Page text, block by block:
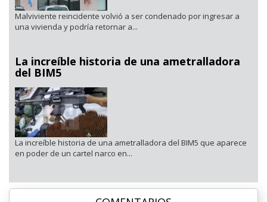
Malviviente reincidente volvió a ser condenado por ingresar a
una vivienda y podría retornar a...
La increíble historia de una ametralladora
del BIM5
La increíble historia de una ametralladora del BIM5 que aparece
en poder de un cartel narco en...